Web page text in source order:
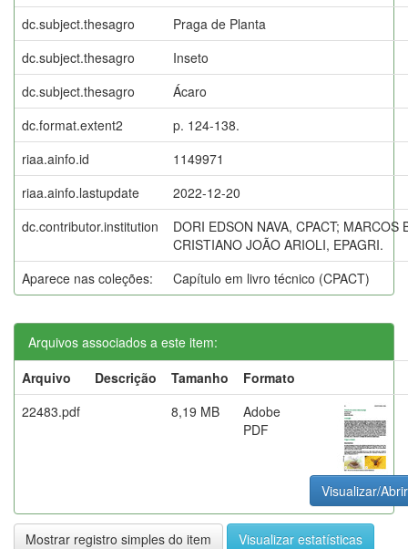
dc.subject.thesagro
Praga de Planta
dc.subject.thesagro
Inseto
dc.subject.thesagro
Ácaro
dc.format.extent2
p. 124-138.
riaa.ainfo.id
1149971
riaa.ainfo.lastupdate
2022-12-20
dc.contributor.institution
DORI EDSON NAVA, CPACT; MARCOS
CRISTIANO JOÃO ARIOLI, EPAGRI.
Aparece nas coleções:
Capítulo em livro técnico (CPACT)
Arquivos associados a este item:
Arquivo
Descrição Tamanho
Formato
22483.pdf
8,19 MB
Adobe
PDF
Visualizar/Abrir
Mostrar registro simples do item Visualizar estatísticas